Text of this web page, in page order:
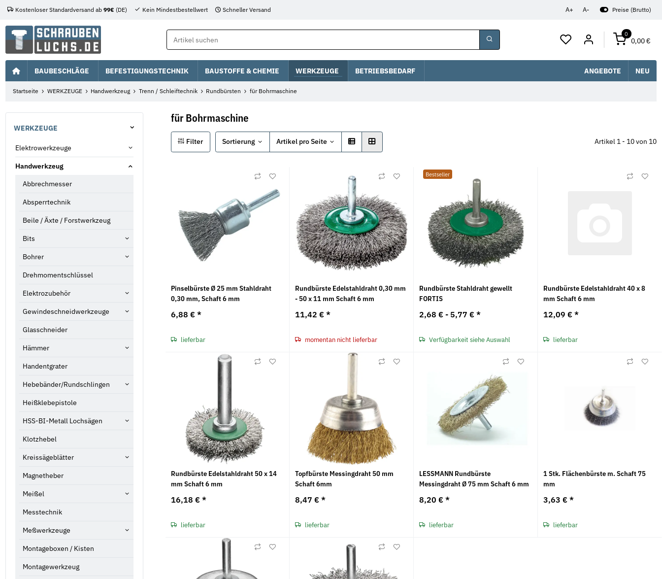
A+ A- Preise (Brutto)
Kostenloser Standardversand ab 99€ (DE) Kein Mindestbestellwert Schneller Versand
0
0,00 €
BAUBESCHLÄGE BEFESTIGUNGSTECHNIK BAUSTOFFE & CHEMIE WERKZEUGE BETRIEBSBEDARF ANGEBOTE NEU
Startseite WERKZEUGE Handwerkzeug Trenn / Schleiftechnik Rundbürsten für Bohrmaschine
für Bohrmaschine
Filter Sortierung Artikel pro Seite Artikel 1 - 10 von 10
Pinselbürste Ø 25 mm Stahldraht
0,30 mm, Schaft 6 mm
6,88 €*
lieferbar
Rundbürste Edelstahldraht 0,30 mm
- 50 x 11 mm Schaft 6 mm
11,42 €*
momentan nicht lieferbar
Bestseller
Rundbürste Stahldraht gewellt
FORTIS
2,68 € - 5,77 €*
Verfügbarkeit siehe Auswahl
Rundbürste Edelstahldraht 40 x 8
mm Schaft 6 mm
12,09 €*
lieferbar
Rundbürste Edelstahldraht 50 x 14
mm Schaft 6 mm
16,18 €*
lieferbar
Topfbürste Messingdraht 50 mm
Schaft 6mm
8,47 €*
lieferbar
LESSMANN Rundbürste
Messingdraht Ø 75 mm Schaft 6 mm
8,20 €*
lieferbar
1 Stk. Flächenbürste m. Schaft 75
mm
3,63 €*
lieferbar
WERKZEUGE
Elektrowerkzeuge
Handwerkzeug
Abbrechmesser
Absperrtechnik
Beile / Äxte / Forstwerkzeug
Bits
Bohrer
Drehmomentschlüssel
Elektrozubehör
Gewindeschneidwerkzeuge
Glasschneider
Hämmer
Handentgrater
Hebebänder/Rundschlingen
Heißklebepistole
HSS-BI-Metall Lochsägen
Klotzhebel
Kreissägeblätter
Magnetheber
Meißel
Messtechnik
Meßwerkzeuge
Montageboxen / Kisten
Montagewerkzeug